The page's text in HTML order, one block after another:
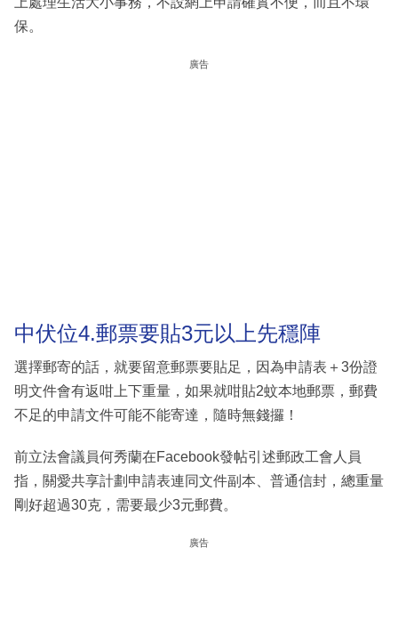
保。
廣告
中伏位4.郵票要貼3元以上先穩陣
選擇郵寄的話，就要留意郵票要貼足，因為申請表＋3份證
明文件會有返咁上下重量，如果就咁貼2蚊本地郵票，郵費
不足的申請文件可能不能寄達，隨時無錢攞！
前立法會議員何秀蘭在Facebook發帖引述郵政工會人員
指，關愛共享計劃申請表連同文件副本、普通信封，總重量
剛好超過30克，需要最少3元郵費。
廣告